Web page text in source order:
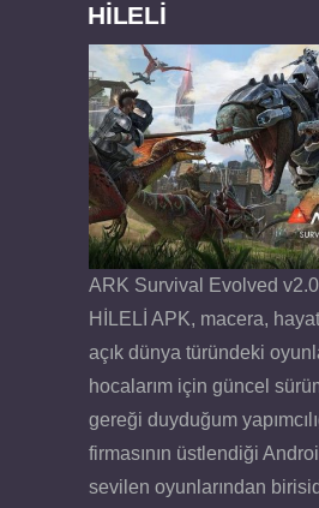
HİLELİ
ARK Survival Evolved
HİLELİ APK, macera,
açık dünya türündeki
hocalarım için güncel
gereği duyduğum
firmasının üstlendiği
sevilen oyunlarından